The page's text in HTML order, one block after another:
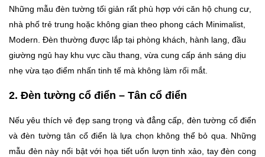
Những mẫu đèn tường tối giản rất phù hợp với căn hộ chung cư,
nhà phố trẻ trung hoặc không gian theo phong cách Minimalist,
Modern. Đèn thường được lắp tại phòng khách, hành lang, đầu
giường ngủ hay khu vực cầu thang, vừa cung cấp ánh sáng dịu
nhẹ vừa tạo điểm nhấn tinh tế mà không làm rối mắt.
2. Đèn tường cổ điển – Tân cổ điển
Nếu yêu thích vẻ đẹp sang trọng và đẳng cấp, đèn tường cổ điển
và đèn tường tân cổ điển là lựa chọn không thể bỏ qua. Những
mẫu đèn này nổi bật với họa tiết uốn lượn tinh xảo, tay đèn cong